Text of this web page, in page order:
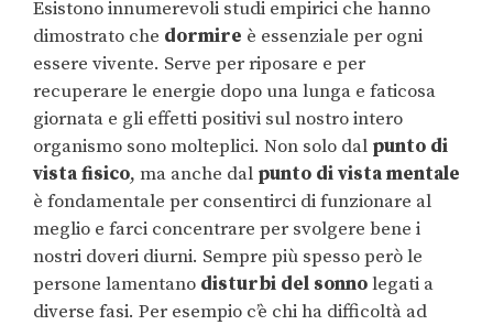
Esistono innumerevoli studi empirici che hanno
dimostrato che dormire è essenziale per ogni
essere vivente. Serve per riposare e per
recuperare le energie dopo una lunga e faticosa
giornata e gli effetti positivi sul nostro intero
organismo sono molteplici. Non solo dal punto di
vista fisico, ma anche dal punto di vista mentale
è fondamentale per consentirci di funzionare al
meglio e farci concentrare per svolgere bene i
nostri doveri diurni. Sempre più spesso però le
persone lamentano disturbi del sonnolegati a
diverse fasi. Per esempio c’è chi ha difficoltà ad